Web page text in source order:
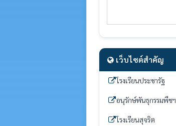
เว็บไซต์สำคัญ
โรงเรียนประชารัฐ
อนุรักษ์พันธุกรรมพืชฯ
โรงเรียนสุจริต